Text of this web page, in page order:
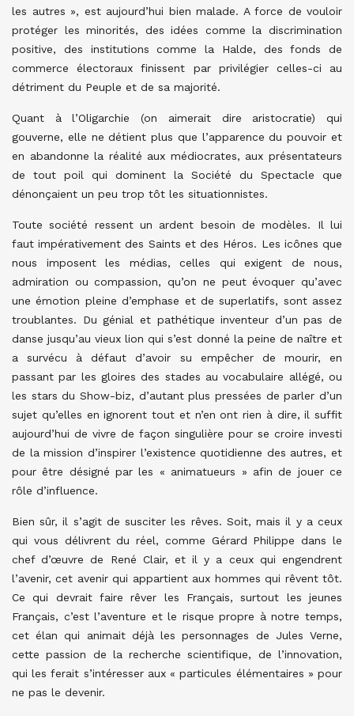
les autres », est aujourd’hui bien malade. A force de vouloir
protéger les minorités, des idées comme la discrimination
positive, des institutions comme la Halde, des fonds de
commerce électoraux finissent par privilégier celles-ci au
détriment du Peuple et de sa majorité.
Quant à l’Oligarchie (on aimerait dire aristocratie) qui
gouverne, elle ne détient plus que l’apparence du pouvoir et
en abandonne la réalité aux médiocrates, aux présentateurs
de tout poil qui dominent la Société du Spectacle que
dénonçaient un peu trop tôt les situationnistes.
Toute société ressent un ardent besoin de modèles. Il lui
faut impérativement des Saints et des Héros. Les icônes que
nous imposent les médias, celles qui exigent de nous,
admiration ou compassion, qu’on ne peut évoquer qu’avec
une émotion pleine d’emphase et de superlatifs, sont assez
troublantes. Du génial et pathétique inventeur d’un pas de
danse jusqu’au vieux lion qui s’est donné la peine de naître et
a survécu à défaut d’avoir su empêcher de mourir, en
passant par les gloires des stades au vocabulaire allégé, ou
les stars du Show-biz, d’autant plus pressées de parler d’un
sujet qu’elles en ignorent tout et n’en ont rien à dire, il suffit
aujourd’hui de vivre de façon singulière pour se croire investi
de la mission d’inspirer l’existence quotidienne des autres, et
pour être désigné par les « animatueurs » afin de jouer ce
rôle d’influence.
Bien sûr, il s’agit de susciter les rêves. Soit, mais il y a ceux
qui vous délivrent du réel, comme Gérard Philippe dans le
chef d’œuvre de René Clair, et il y a ceux qui engendrent
l’avenir, cet avenir qui appartient aux hommes qui rêvent tôt.
Ce qui devrait faire rêver les Français, surtout les jeunes
Français, c’est l’aventure et le risque propre à notre temps,
cet élan qui animait déjà les personnages de Jules Verne,
cette passion de la recherche scientifique, de l’innovation,
qui les ferait s’intéresser aux « particules élémentaires » pour
ne pas le devenir.